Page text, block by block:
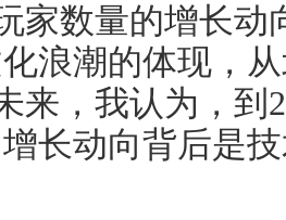
家数量的增长
浪潮的体现，
来，我认为，到
长动向背后是